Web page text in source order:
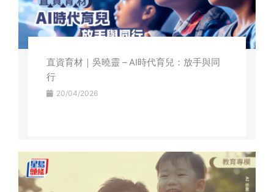
直資育材｜吳曉靈 – AI時代育兒：放手與同
行
20/04/2026